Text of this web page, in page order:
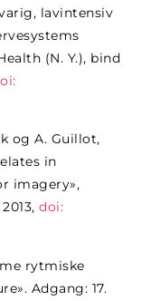
lavintensiv
(N. Y.), bind
og A. Guillot,
in
imagery»,
doi:
rytmiske
Adgang: 17.